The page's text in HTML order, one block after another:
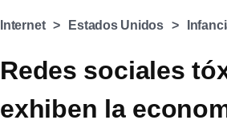
Internet Estados Unidos
Redes sociales
exhiben la